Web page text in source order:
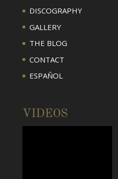
DISCOGRAPHY
GALLERY
THE BLOG
CONTACT
ESPAÑOL
VIDEOS